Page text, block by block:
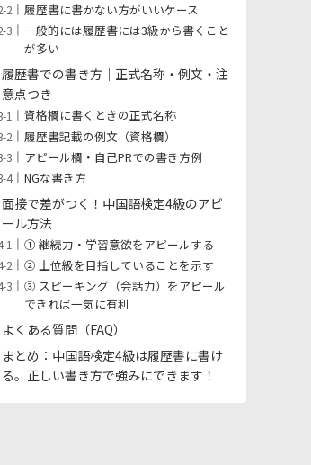
履歴書に書かない方がいいケース
一般的には履歴書には3級から書くこと
が多い
履歴書での書き方｜正式名称・例文・注
意点つき
資格欄に書くときの正式名称
履歴書記載の例文（資格欄）
アピール欄・自己PRでの書き方例
NGな書き方
面接で差がつく！中国語検定4級のアピ
ール方法
① 継続力・学習意欲をアピールする
② 上位級を目指していることを示す
③ スピーキング（会話力）をアピール
できれば一気に有利
よくある質問（FAQ）
まとめ：中国語検定4級は履歴書に書け
る。正しい書き方で強みにできます！